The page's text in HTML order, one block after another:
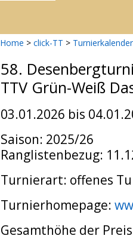
Home > click-TT > Turnierkalender
58.
TTV Grün-Weiß
03.01.2026 bis
Saison: 2025/26
Ranglistenbezug:
Turnierart: offenes
Turnierhomepage:
Gesamthöhe der